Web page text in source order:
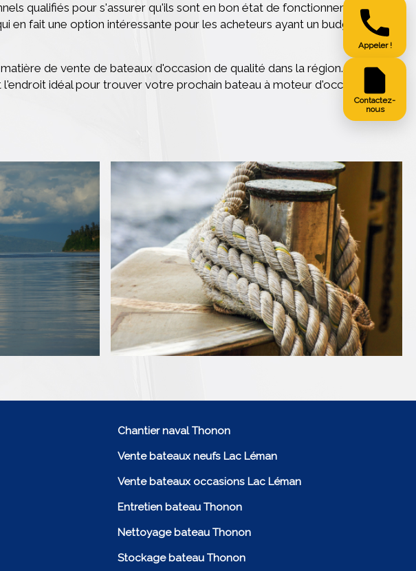
qualifiés pour s'assurer qu'ils sont en bon état de fonctionnement
fait une option intéressante pour les acheteurs ayant un budget
de vente de bateaux d'occasion de qualité dans la région. Avec sa
idéal pour trouver votre prochain bateau à moteur d'occasion.
Chantier naval Thonon
Vente bateaux neufs Lac Léman
Vente bateaux occasions Lac Léman
Entretien bateau Thonon
Nettoyage bateau Thonon
Stockage bateau Thonon
Appeler !
Contactez-
nous